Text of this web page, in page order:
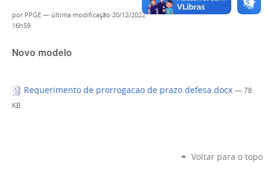
por PPGE — última modificação 20/12/2022
16h59
Novo modelo
Requerimento de prorrogacao de prazo defesa.docx — 78
KB
Voltar para o topo